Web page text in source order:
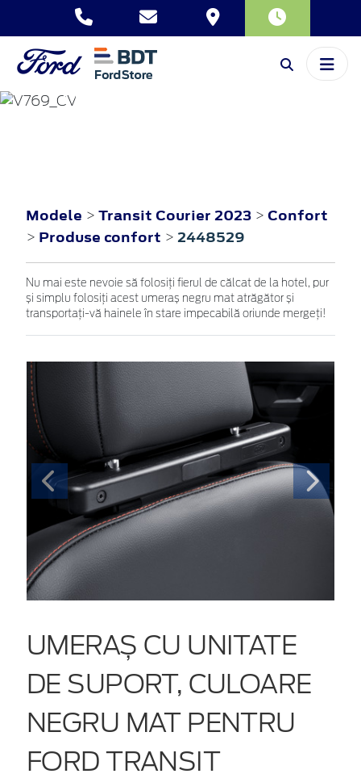
TRANSIT COURIER
Modele > Transit Courier 2023 > Confort
> Produse confort > 2448529
Nu mai este nevoie să folosiți fierul de călcat de la hotel, pur
și simplu folosiți acest umeraș negru mat atrăgător și
transportați-vă hainele în stare impecabilă oriunde mergeți!
UMERAȘ CU UNITATE
DE SUPORT, CULOARE
NEGRU MAT PENTRU
FORD TRANSIT